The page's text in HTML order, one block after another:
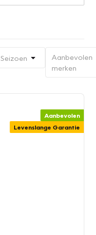
Seizoen
Aanbevolen
merken
Aanbevolen
Levenslange Garantie